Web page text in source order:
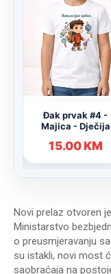
Novi prelaz otvoren
Ministarstvo
o preusmjeravanju
su istakli, novi most
saobraćaja na